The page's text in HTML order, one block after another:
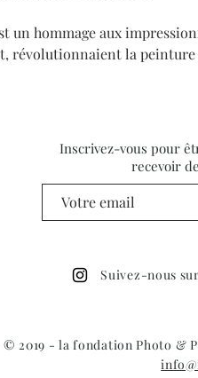
un hommage aux
révolutionnaient la
Inscrivez-vous pour
recevoir
Suivez-nous
© 2019 - la fondation Photo &